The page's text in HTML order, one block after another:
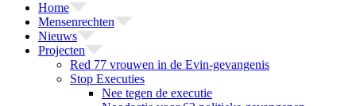
Home
Mensenrechten
Nieuws
Projecten
Red 77 vrouwen in de Evin-gevangenis
Stop Executies
Nee tegen de executie